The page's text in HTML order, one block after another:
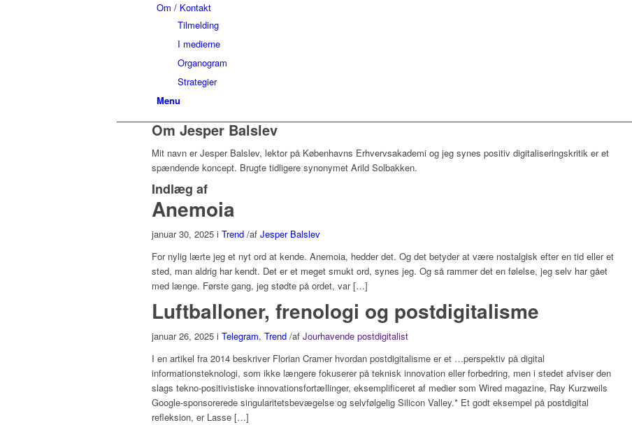
Om / Kontakt
Tilmelding
I medierne
Organogram
Strategier
Menu
Om Jesper Balslev
Mit navn er Jesper Balslev, lektor på Københavns Erhvervsakademi og jeg synes positiv digitaliseringskritik er et
spændende koncept. Brugte tidligere synonymet Arild Solbakken.
Indlæg af
Anemoia
januar 30, 2025 i Trend /af Jesper Balslev
For nylig lærte jeg et nyt ord at kende. Anemoia, hedder det. Og det betyder at være nostalgisk efter en tid eller et
sted, man aldrig har kendt. Det er et meget smukt ord, synes jeg. Og så rammer det en følelse, jeg selv har gået
med længe. Første gang, jeg stødte på ordet, var […]
Luftballoner, frenologi og postdigitalisme
januar 26, 2025 i Telegram, Trend /af Jourhavende postdigitalist
I en artikel fra 2014 beskriver Florian Cramer hvordan postdigitalisme er et …perspektiv på digital
informationsteknologi, som ikke længere fokuserer på teknisk innovation eller forbedring, men i stedet afviser den
slags tekno-positivistiske innovationsfortællinger, eksemplificeret af medier som Wired magazine, Ray Kurzweils
Google-sponsorerede singularitetsbevægelse og selvfølgelig Silicon Valley.* Et godt eksempel på postdigital
refleksion, er Lasse […]